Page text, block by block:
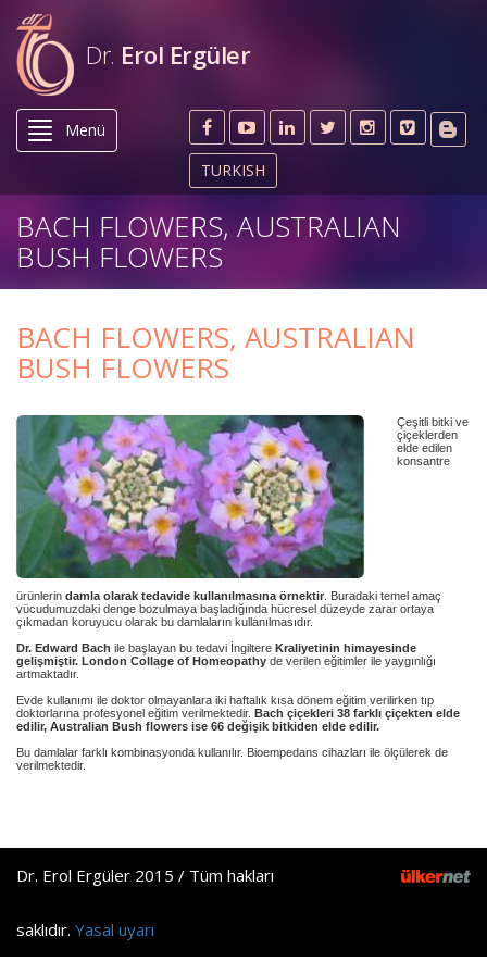
Dr. Erol Ergüler
Menü
TURKISH
BACH FLOWERS, AUSTRALIAN
BUSH FLOWERS
BACH FLOWERS, AUSTRALIAN
BUSH FLOWERS
Çeşitli bitki ve
çiçeklerden
elde edilen
konsantre
ürünlerin damla olarak tedavide kullanılmasına örnektir . Buradaki temel amaç
vücudumuzdaki denge bozulmaya başladığında hücresel düzeyde zarar ortaya
çıkmadan koruyucu olarak bu damlaların kullanılmasıdır.
Dr. Edward Bach ile başlayan bu tedavi İngiltere Kraliyetinin himayesinde
gelişmiştir. London Collage of Homeopathy de verilen eğitimler ile yaygınlığı
artmaktadır.
Evde kullanımı ile doktor olmayanlara iki haftalık kısa dönem eğitim verilirken tıp
doktorlarına profesyonel eğitim verilmektedir. Bach çiçekleri 38 farklı çiçekten elde
edilir, Australian Bush flowers ise 66 değişik bitkiden elde edilir.
Bu damlalar farklı kombinasyonda kullanılır. Bioempedans cihazları ile ölçülerek de
verilmektedir.
Dr. Erol Ergüler 2015 / Tüm hakları
saklıdır. Yasal uyarı